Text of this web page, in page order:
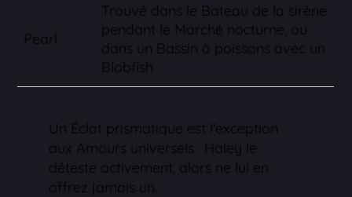
Pearl
Trouvé dans le Bateau de la sirène
pendant le Marché nocturne, ou
dans un Bassin à poissons avec un
Blobfish
Un Éclat prismatique est l'exception
aux Amours universels : Haley le
déteste activement, alors ne lui en
offrez jamais un.